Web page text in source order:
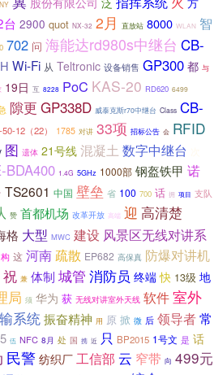
2900 quot NX-32 2月 直放站 8000 WLAN 智
702 问 海能达rd980s中继台 CB-
Wi-Fi 从 Teltronic 设备销售 GP300 都 与
19日 互 8228 PoC KAS-20 RD620 6499
隙更 GP338D 威泰克斯r70中继台 Class CB-
12（22） 1785 对讲 33项 招标公告 会 RFID
图 遗体 21号线 混凝土 数字中继台
BDA400 1.4G 5GHz 1000部 钢盔铁甲 诺
TS2601 中国 壁垒 省 100 700 话 拥 项目 支队
赞 首都机场 改革开放 高端 迎 高清楚
格 大型 MWC 建设 风景区无线对讲系
构 这 河南 疏散 EP682 高保真 防爆对讲机
祝 兼 体制 城管 消防员 终端 快 13级 地
局 须 华为 获 无线对讲室外天线 软件室外
系统振奋精神 用 原 掀 微 后 领导者常
伍 NFC 8月 处 国 携 近 只 BP2015 1号文 是 话
民警纺织厂工信部 云 窄带 向 499元